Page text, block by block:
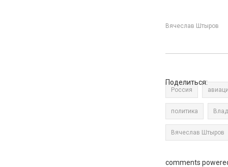
Вячеслав Штыров
Поделиться:
Россия
политика
Вячеслав Штыров
comments